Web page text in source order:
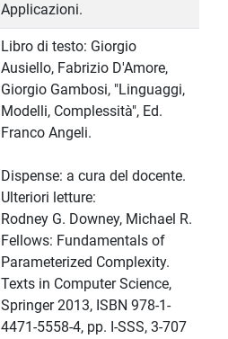
Applicazioni.
Libro di testo: Giorgio
Ausiello, Fabrizio D'Amore,
Giorgio Gambosi, "Linguaggi,
Modelli, Complessità", Ed.
Franco Angeli.
Dispense: a cura del docente.
Ulteriori letture:
Rodney G. Downey, Michael R.
Fellows: Fundamentals of
Parameterized Complexity.
Texts in Computer Science,
Springer 2013, ISBN 978-1-
4471-5558-4, pp. I-SSS, 3-707